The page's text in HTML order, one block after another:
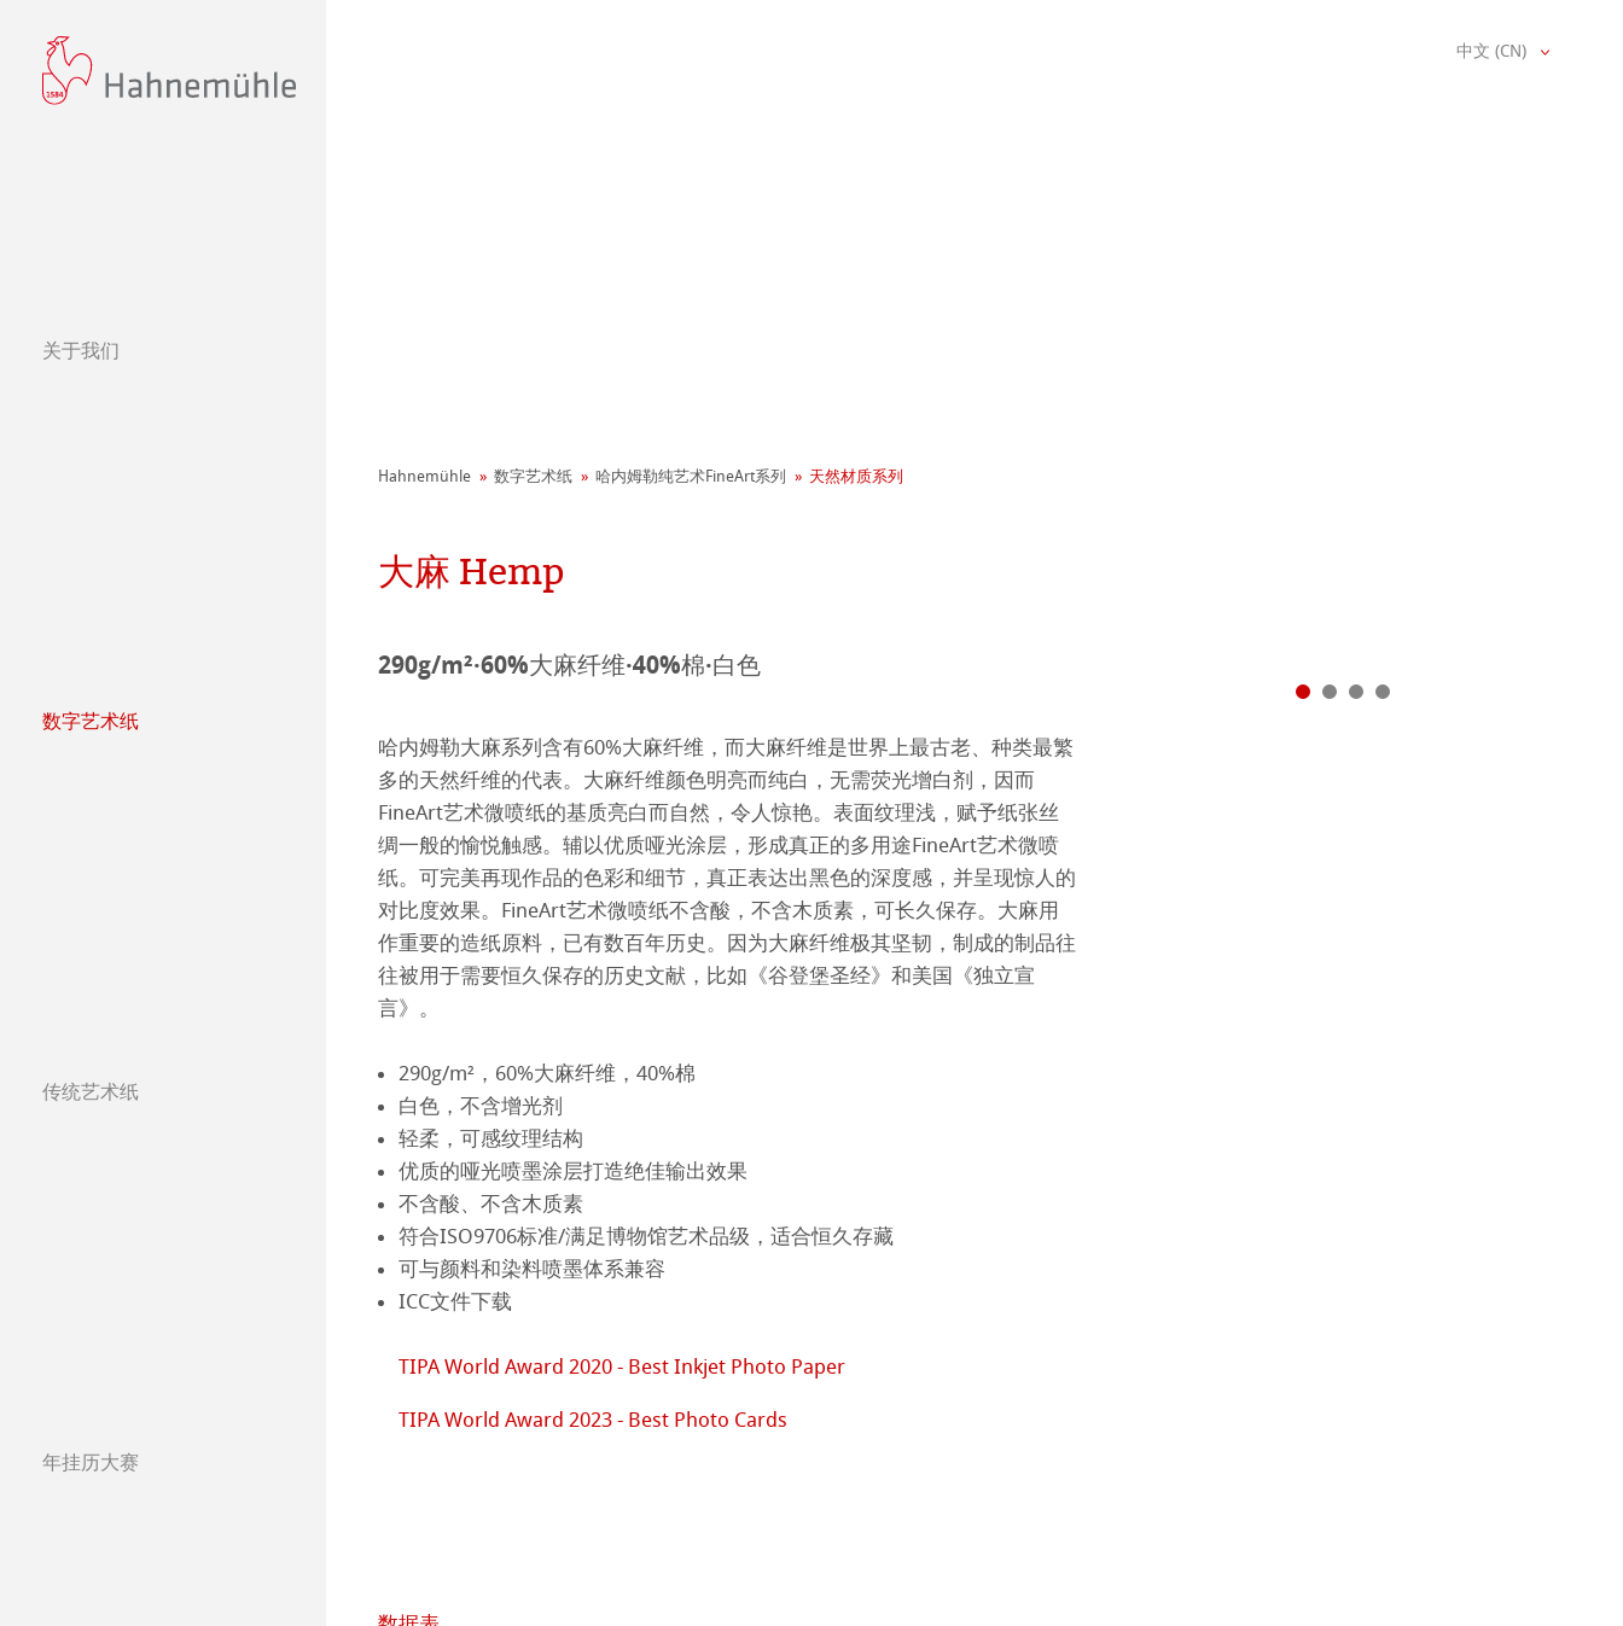
关于我们
可持续发展和企业社会责任
环境宣言
社会项目——绿色公鸡 - Green Rooster
纸张&品质
Press
数字艺术纸
哈内姆勒纯艺术FineArt系列
天然材质系列
哑光面艺术纸 平滑面
哑光面艺术纸 纹理面
亮光面艺术纸
艺术画布
哈内姆勒Photo系列
ICC文件
ICC文件下载
FAQ 常见问题-数字艺术
如何安装ICC文件
Harman by Hahnemuehle
Hahnemühle Excellence Program
认证工作室
联系我们
FineArt 相册 & QT Albums
内姆勒FineArt喷墨亚麻布相册
哈内姆勒 Platinum Rag铂金印相纸
Classical Printing Methods
Studio & Decor
注册我的艺术作品 My Art Registry
传统艺术纸
哈内姆勒艺术家系列美术纸
The Collection
The Collection - Watercolour
The Collection - Ingres Pastel
The Collection - Sketch
竹纤维Natural Line系列美术纸
系列水彩纸
Watercolour Books
The Collection
圆网工艺水彩纸
Hahnemühle Sketch Paper
Hahnemühle 素描纸
速写本
粉彩纸
年挂历大赛
中文 (CN)
Hahnemühle 数字艺术纸 哈内姆勒纯艺术FineArt系列 天然材质系列
大麻 Hemp
290g/m²·60%大麻纤维·40%棉·白色
哈内姆勒大麻系列含有60%大麻纤维，而大麻纤维是世界上最古老、种类最繁
多的天然纤维的代表。大麻纤维颜色明亮而纯白，无需荧光增白剂，因而
FineArt艺术微喷纸的基质亮白而自然，令人惊艳。表面纹理浅，赋予纸张丝
绸一般的愉悦触感。辅以优质哑光涂层，形成真正的多用途FineArt艺术微喷
纸。可完美再现作品的色彩和细节，真正表达出黑色的深度感，并呈现惊人的
对比度效果。FineArt艺术微喷纸不含酸，不含木质素，可长久保存。大麻用
作重要的造纸原料，已有数百年历史。因为大麻纤维极其坚韧，制成的制品往
往被用于需要恒久保存的历史文献，比如《谷登堡圣经》和美国《独立宣
言》。
290g/m²，60%大麻纤维，40%棉
白色，不含增光剂
轻柔，可感纹理结构
优质的哑光喷墨涂层打造绝佳输出效果
不含酸、不含木质素
符合ISO9706标准/满足博物馆艺术品级，适合恒久存藏
可与颜料和染料喷墨体系兼容
ICC文件下载
TIPA World Award 2020 - Best Inkjet Photo Paper
TIPA World Award 2023 - Best Photo Cards